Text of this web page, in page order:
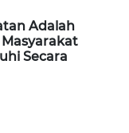
Adalah
Secara